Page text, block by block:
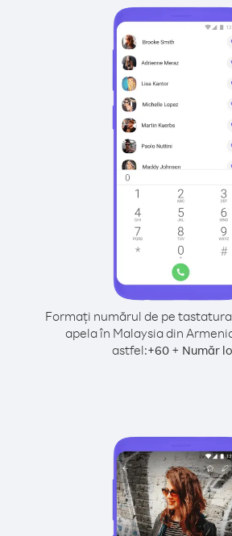
Formați numărul de pe
apela în Malaysia din
astfel:+60+ Număr